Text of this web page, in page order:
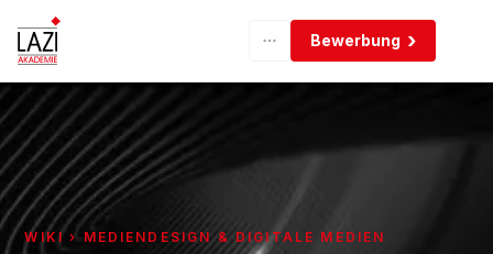
Bewerbung
WIKI › MEDIENDESIGN & DIGITALE MEDIEN